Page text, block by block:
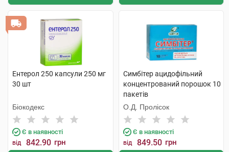
Ентерол 250 капсули 250 мг
30 шт
Біокодекс
Є в наявності
від 842.90 грн
Симбітер ацидофільний
концентрований порошок 10
пакетів
О.Д. Пролісок
Є в наявності
від 849.50 грн